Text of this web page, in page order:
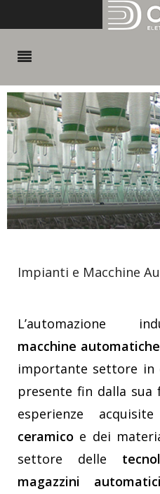
Impianti e Macchine
L’automazione
macchine automatiche
importante settore in
presente fin dalla sua
esperienze
ceramico e dei
settore delle
magazzini automatici